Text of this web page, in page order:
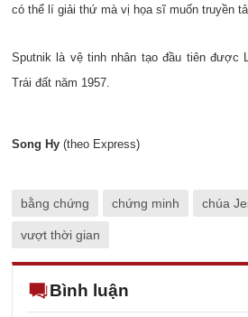
có thể lí giải thứ mà vị họa sĩ muốn truyền
Sputnik là vệ tinh nhân tạo đầu tiên được
Trái đất năm 1957.
Song Hy (theo Express)
bằng chứng chứng minh chúa
vượt thời gian
Bình luận